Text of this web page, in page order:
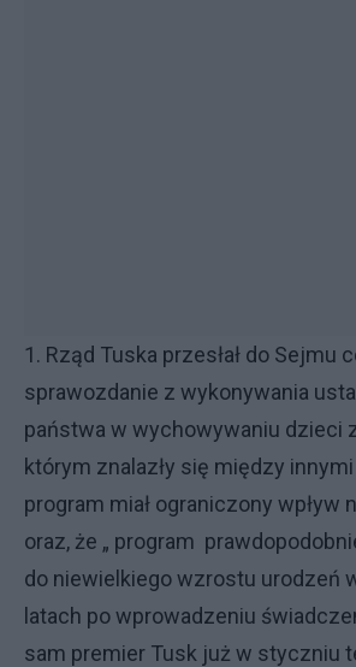
1. Rząd Tuska przesłał do Sejmu
sprawozdanie z wykonywania
państwa w wychowywaniu dzieci
którym znalazły się między innymi
program miał ograniczony wpływ
oraz, że „ program
do niewielkiego wzrostu urodzeń
latach po wprowadzeniu
sam premier Tusk już w styczniu